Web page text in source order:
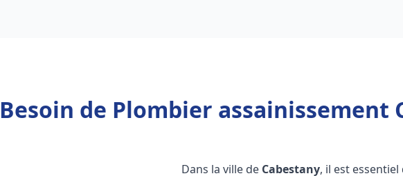
Besoin de Plombier assainissement
Dans la ville de Cabestany, il est